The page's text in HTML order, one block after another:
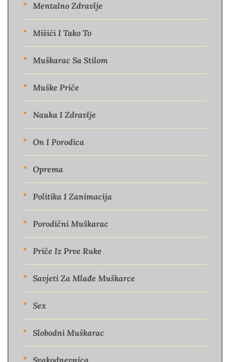
Mentalno Zdravlje
Mišići I Tako To
Muškarac Sa Stilom
Muške Priče
Nauka I Zdravlje
On I Porodica
Oprema
Politika I Zanimacija
Porodični Muškarac
Priče Iz Prve Ruke
Savjeti Za Mlađe Muškarce
Sex
Slobodni Muškarac